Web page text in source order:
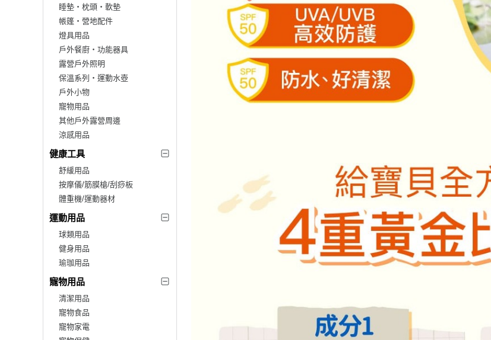
睡墊‧枕頭‧軟墊
帳篷‧營地配件
燈具用品
戶外餐廚‧功能器具
露營戶外照明
保溫系列‧運動水壺
戶外小物
寵物用品
其他戶外露營周邊
涼感用品
健康工具
舒緩用品
按摩儀/筋膜槍/刮痧板
體重機/運動器材
運動用品
球類用品
健身用品
瑜珈用品
寵物用品
清潔用品
寵物食品
寵物家電